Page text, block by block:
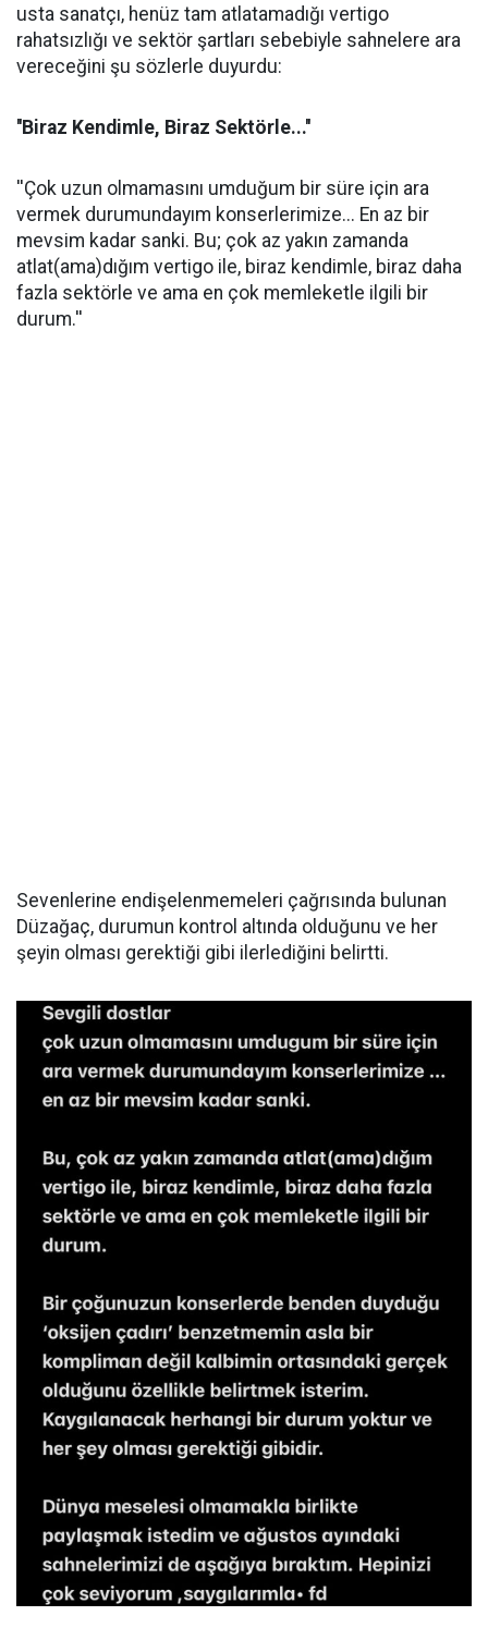
usta sanatçı, henüz tam atlatamadığı vertigo
rahatsızlığı ve sektör şartları sebebiyle sahnelere ara
vereceğini şu sözlerle duyurdu:
''Biraz Kendimle, Biraz Sektörle...''
''Çok uzun olmamasını umduğum bir süre için ara
vermek durumundayım konserlerimize... En az bir
mevsim kadar sanki. Bu; çok az yakın zamanda
atlat(ama)dığım vertigo ile, biraz kendimle, biraz daha
fazla sektörle ve ama en çok memleketle ilgili bir
durum.''
Sevenlerine endişelenmemeleri çağrısında bulunan
Düzağaç, durumun kontrol altında olduğunu ve her
şeyin olması gerektiği gibi ilerlediğini belirtti.